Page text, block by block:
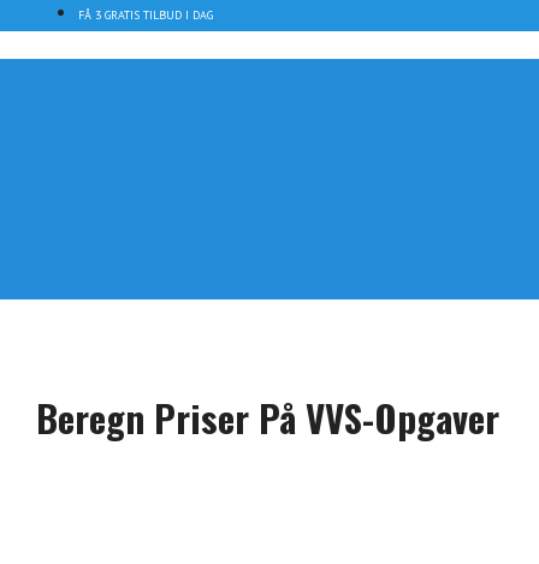
til
indhold
FÅ 3 GRATIS TILBUD I DAG
Beregn Priser På VVS-Opgaver